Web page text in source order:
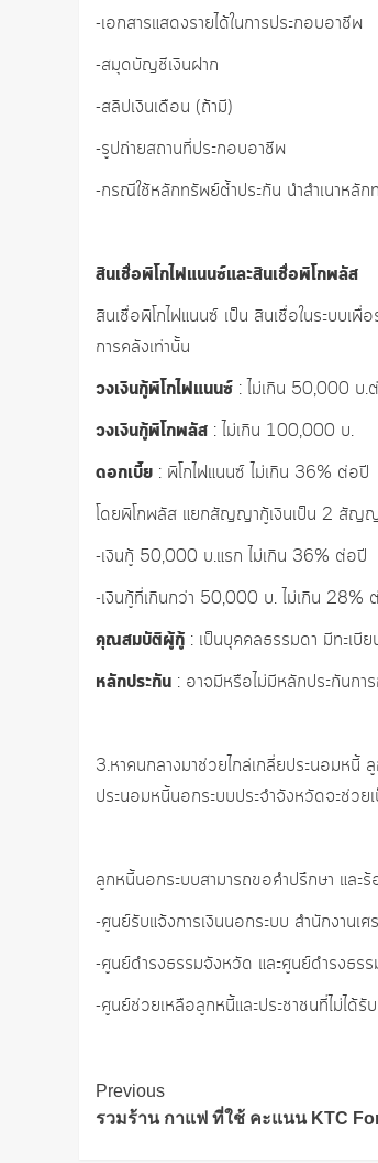
-เอกสารแสดงรายได้ในการประกอบอาชีพ
-สมุดบัญชีเงินฝาก
-สลิปเงินเดือน (ถ้ามี)
-รูปถ่ายสถานที่ประกอบอาชีพ
-กรณีใช้หลักทรัพย์ต้ำประกัน นำสำเนาหลัก
สินเชื่อพิโกไฟแนนซ์และสินเชื่อพิโกพลัส
สินเชื่อพิโกไฟแนนซ์ เป็น สินเชื่อในระบบ
การคลังเท่านั้น
วงเงินกู้พิโกไฟแนนซ์ : ไม่เกิน 50,000 บ.
วงเงินกู้พิโกพลัส : ไม่เกิน 100,000 บ.
ดอกเบี้ย : พิโกไฟแนนซ์ ไม่เกิน 36% ต่อปี
โดยพิโกพลัส แยกสัญญากู้เงินเป็น 2 สัญ
-เงินกู้ 50,000 บ.แรก ไม่เกิน 36% ต่อปี
-เงินกู้ที่เกินกว่า 50,000 บ. ไม่เกิน 28%
คุณสมบัติผู้กู้ : เป็นบุคคลธรรมดา มีทะเบี
หลักประกัน : อาจมีหรือไม่มีหลักประกันกา
3.หาคนกลางมาช่วยไกล่เกลี่ยประนอมห
ประนอมหนี้นอกระบบประจำจังหวัดจะช่วย
ลูกหนี้นอกระบบสามารถขอคำปรึกษา และ
-ศูนย์รับแจ้งการเงินนอกระบบ สำนักงานเ
-ศูนย์ดำรงธรรมจังหวัด และศูนย์ดำรงธร
-ศูนย์ช่วยเหลือลูกหนี้และประชาชนที่ไม่ไ
Post
Navigation
Previous
รวมร้าน กาแฟ ที่ใช้ คะแนน KTC